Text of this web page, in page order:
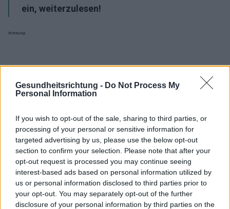
Gesundheitsrichtung - Do Not Process My
Personal Information
If you wish to opt-out of the sale, sharing to third parties, or
processing of your personal or sensitive information for
targeted advertising by us, please use the below opt-out
section to confirm your selection. Please note that after your
opt-out request is processed you may continue seeing
interest-based ads based on personal information utilized by
us or personal information disclosed to third parties prior to
your opt-out. You may separately opt-out of the further
disclosure of your personal information by third parties on the
ein, weiterzulesen!
Werbung: